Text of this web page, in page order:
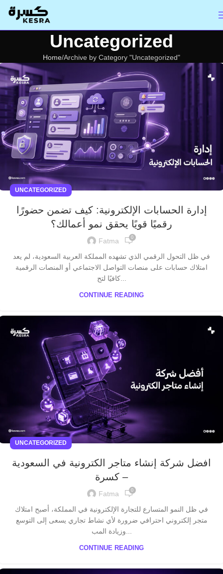
Uncategorized
Home Archive by Category "Uncategorized"
UNCATEGORIZED
إدارة الحسابات الإلكترونية: كيف تضمن حضورًا
رقميًا قويًا يحقق نمو أعمالك؟
Fatma 0
في ظل التحول الرقمي الذي تشهده المملكة العربية السعودية، لم يعد
امتلاك حسابات على منصات التواصل الاجتماعي أو المنصات الرقمية
كافيًا لتح...
CONTINUE READING
UNCATEGORIZED
افضل شركة إنشاء متاجر الكترونية في السعودية
– كسرة
Fatma 0
في ظل النمو المتسارع للتجارة الإلكترونية في المملكة، أصبح امتلاك
متجر إلكتروني احترافي ضرورة لأي نشاط تجاري يسعى إلى التوسع
CONTINUE READING